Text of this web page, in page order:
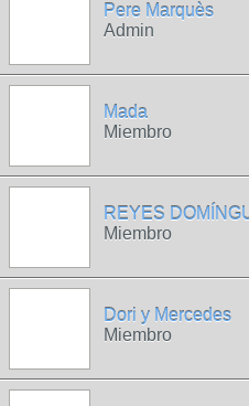
Pere Marquès
Admin
Mada
Miembro
REYES
Miembro
Dori y Mercedes
Miembro